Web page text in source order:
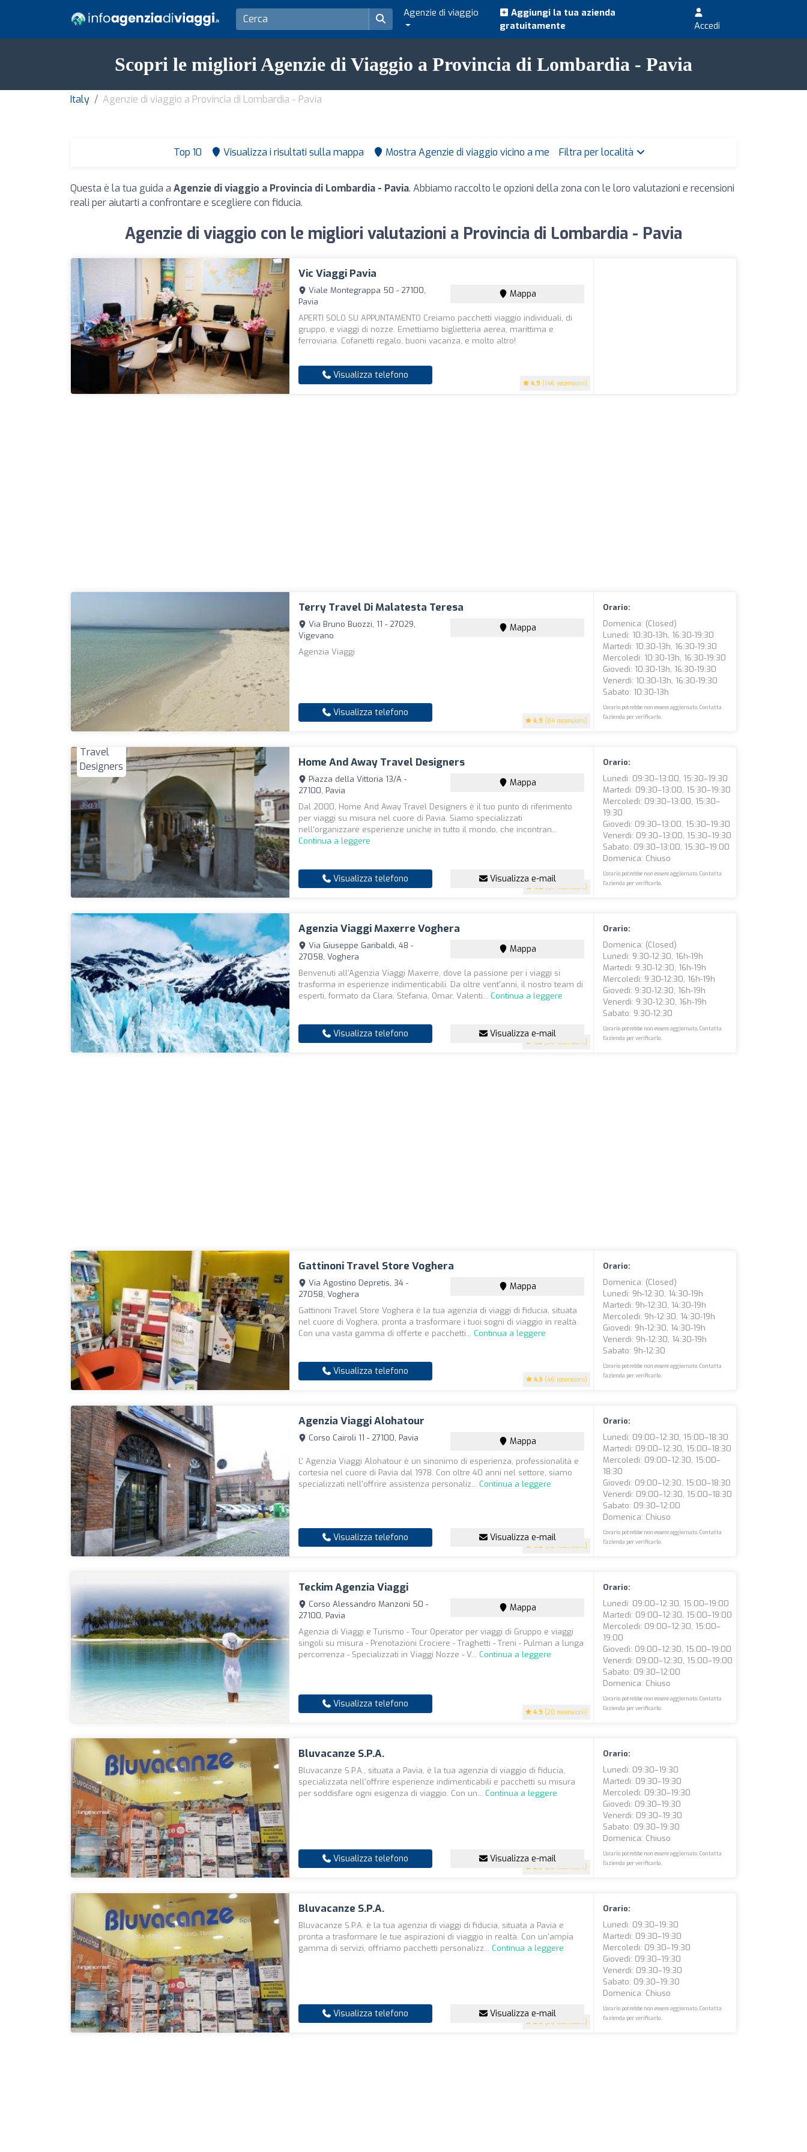
Agenzie di viaggio
Aggiungi la tua azienda
gratuitamente
Accedi
Scopri le migliori Agenzie di Viaggio a Provincia di Lombardia - Pavia
Italy Agenzie di viaggio a Provincia di Lombardia - Pavia
Top 10 Visualizza i risultati sulla mappa Mostra Agenzie di viaggio vicino a me Filtra per località
Questa è la tua guida a Agenzie di viaggio a Provincia di Lombardia - Pavia. Abbiamo raccolto le opzioni della zona con le loro valutazioni e recensioni
reali per aiutarti a confrontare e scegliere con fiducia.
Agenzie di viaggio con le migliori valutazioni a Provincia di Lombardia - Pavia
Vic Viaggi Pavia
4.9 (146 recensioni)
Viale Montegrappa 50 - 27100,
Pavia
Mappa
APERTI SOLO SU APPUNTAMENTO Creiamo pacchetti viaggio individuali, di
gruppo, e viaggi di nozze. Emettiamo biglietteria aerea, marittima e
ferroviaria. Cofanetti regalo, buoni vacanza, e molto altro!
Visualizza telefono
Terry Travel Di Malatesta Teresa
4.9 (84 recensioni)
Via Bruno Buozzi, 11 - 27029,
Vigevano
Mappa
Agenzia Viaggi
Visualizza telefono
Orario:
Domenica: (closed)
Lunedì: 10:30-13h, 16:30-19:30
Martedì: 10:30-13h, 16:30-19:30
Mercoledì: 10:30-13h, 16:30-19:30
Giovedì: 10:30-13h, 16:30-19:30
Venerdì: 10:30-13h, 16:30-19:30
Sabato: 10:30-13h
L'orario potrebbe non essere aggiornato. Contatta
l'azienda per verificarlo.
Home And Away Travel Designers
4.8 (87 recensioni)
Piazza della Vittoria 13/A -
27100, Pavia
Mappa
Dal 2000, Home And Away Travel Designers è il tuo punto di riferimento
per viaggi su misura nel cuore di Pavia. Siamo specializzati
nell'organizzare esperienze uniche in tutto il mondo, che incontran...
Continua a leggere
Visualizza telefono Visualizza e-mail
Orario:
Lunedì: 09:30–13:00, 15:30–19:30
Martedì: 09:30–13:00, 15:30–19:30
Mercoledì: 09:30–13:00, 15:30–
19:30
Giovedì: 09:30–13:00, 15:30–19:30
Venerdì: 09:30–13:00, 15:30–19:30
Sabato: 09:30–13:00, 15:30–19:00
Domenica: Chiuso
L'orario potrebbe non essere aggiornato. Contatta
l'azienda per verificarlo.
Agenzia Viaggi Maxerre Voghera
4.3 (56 recensioni)
Via Giuseppe Garibaldi, 48 -
27058, Voghera
Mappa
Benvenuti all'Agenzia Viaggi Maxerre, dove la passione per i viaggi si
trasforma in esperienze indimenticabili. Da oltre vent'anni, il nostro team di
esperti, formato da Clara, Stefania, Omar, Valenti... Continua a leggere
Visualizza telefono Visualizza e-mail
Orario:
Domenica: (closed)
Lunedì: 9:30-12:30, 16h-19h
Martedì: 9:30-12:30, 16h-19h
Mercoledì: 9:30-12:30, 16h-19h
Giovedì: 9:30-12:30, 16h-19h
Venerdì: 9:30-12:30, 16h-19h
Sabato: 9:30-12:30
L'orario potrebbe non essere aggiornato. Contatta
l'azienda per verificarlo.
Gattinoni Travel Store Voghera
4.5 (46 recensioni)
Via Agostino Depretis, 34 -
27058, Voghera
Mappa
Gattinoni Travel Store Voghera è la tua agenzia di viaggi di fiducia, situata
nel cuore di Voghera, pronta a trasformare i tuoi sogni di viaggio in realtà.
Con una vasta gamma di offerte e pacchetti... Continua a leggere
Visualizza telefono
Orario:
Domenica: (closed)
Lunedì: 9h-12:30, 14:30-19h
Martedì: 9h-12:30, 14:30-19h
Mercoledì: 9h-12:30, 14:30-19h
Giovedì: 9h-12:30, 14:30-19h
Venerdì: 9h-12:30, 14:30-19h
Sabato: 9h-12:30
L'orario potrebbe non essere aggiornato. Contatta
l'azienda per verificarlo.
Agenzia Viaggi Alohatour
4.6 (30 recensioni)
Corso Cairoli 11 - 27100, Pavia Mappa
L' Agenzia Viaggi Alohatour è un sinonimo di esperienza, professionalità e
cortesia nel cuore di Pavia dal 1978. Con oltre 40 anni nel settore, siamo
specializzati nell'offrire assistenza personaliz... Continua a leggere
Visualizza telefono Visualizza e-mail
Orario:
Lunedì: 09:00–12:30, 15:00–18:30
Martedì: 09:00–12:30, 15:00–18:30
Mercoledì: 09:00–12:30, 15:00–
18:30
Giovedì: 09:00–12:30, 15:00–18:30
Venerdì: 09:00–12:30, 15:00–18:30
Sabato: 09:30–12:00
Domenica: Chiuso
L'orario potrebbe non essere aggiornato. Contatta
l'azienda per verificarlo.
Teckim Agenzia Viaggi
4.9 (20 recensioni)
Corso Alessandro Manzoni 50 -
27100, Pavia
Mappa
Agenzia di Viaggi e Turismo - Tour Operator per viaggi di Gruppo e viaggi
singoli su misura - Prenotazioni Crociere - Traghetti - Treni - Pulman a lunga
percorrenza - Specializzati in Viaggi Nozze - V... Continua a leggere
Visualizza telefono
Orario:
Lunedì: 09:00–12:30, 15:00–19:00
Martedì: 09:00–12:30, 15:00–19:00
Mercoledì: 09:00–12:30, 15:00–
19:00
Giovedì: 09:00–12:30, 15:00–19:00
Venerdì: 09:00–12:30, 15:00–19:00
Sabato: 09:30–12:00
Domenica: Chiuso
L'orario potrebbe non essere aggiornato. Contatta
l'azienda per verificarlo.
Bluvacanze S.P.A.
3.9 (26 recensioni)
Bluvacanze S.P.A., situata a Pavia, è la tua agenzia di viaggio di fiducia,
specializzata nell'offrire esperienze indimenticabili e pacchetti su misura
per soddisfare ogni esigenza di viaggio. Con un... Continua a leggere
Visualizza telefono Visualizza e-mail
Orario:
Lunedì: 09:30–19:30
Martedì: 09:30–19:30
Mercoledì: 09:30–19:30
Giovedì: 09:30–19:30
Venerdì: 09:30–19:30
Sabato: 09:30–19:30
Domenica: Chiuso
L'orario potrebbe non essere aggiornato. Contatta
l'azienda per verificarlo.
Bluvacanze S.P.A.
3.9 (26 recensioni)
Bluvacanze S.P.A. è la tua agenzia di viaggi di fiducia, situata a Pavia e
pronta a trasformare le tue aspirazioni di viaggio in realtà. Con un'ampia
gamma di servizi, offriamo pacchetti personalizz... Continua a leggere
Visualizza telefono Visualizza e-mail
Orario:
Lunedì: 09:30–19:30
Martedì: 09:30–19:30
Mercoledì: 09:30–19:30
Giovedì: 09:30–19:30
Venerdì: 09:30–19:30
Sabato: 09:30–19:30
Domenica: Chiuso
L'orario potrebbe non essere aggiornato. Contatta
l'azienda per verificarlo.